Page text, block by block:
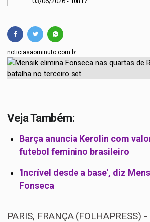
noticiasaominuto.com.br
Veja Também:
Barça anuncia Kerolin com
futebol feminino brasileiro
'Incrível desde a base', diz
Fonseca
PARIS, FRANÇA (FOLHAPRESS)